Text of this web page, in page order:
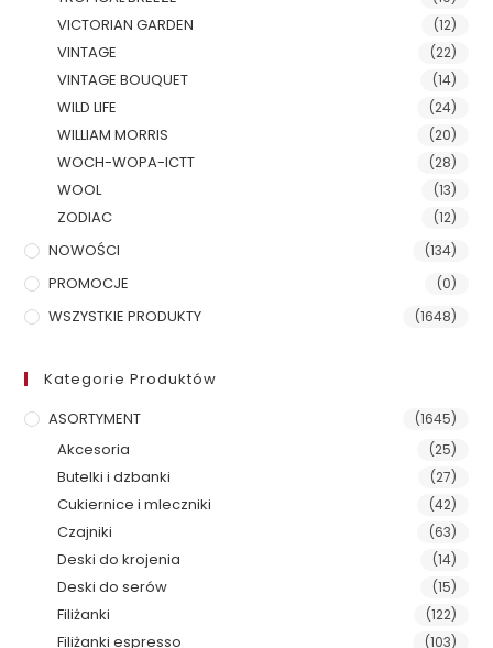
VICTORIAN GARDEN (12)
VINTAGE (22)
VINTAGE BOUQUET (14)
WILD LIFE (24)
WILLIAM MORRIS (20)
WOCH-WOPA-ICTT (28)
WOOL (13)
ZODIAC (12)
NOWOŚCI (134)
PROMOCJE (0)
WSZYSTKIE PRODUKTY (1648)
Kategorie Produktów
ASORTYMENT
(1645)
Akcesoria (25)
Butelki i dzbanki (27)
Cukiernice i mleczniki (42)
Czajniki (63)
Deski do krojenia (14)
Deski do serów (15)
Filiżanki (122)
Filiżanki espresso (103)